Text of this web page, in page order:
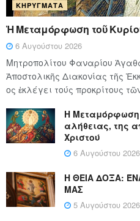
ΚΗΡΎΓΜΑΤΑ
Ἡ Μεταμόρφωση τοῦ
6 Αυγούστου 2026
Μητροπολίτου Φαναρίου
Ἀποστολικῆς Διακονίας τῆς
ος ἐκλέγει τούς προ­κρί­τους
Η Μεταμόρφωση
αλήθειας, της
Χριστού
6 Αυγούστου 2026
Η ΘΕΙΑ ΔΟΞΑ:
ΜΑΣ
5 Αυγούστου 2026